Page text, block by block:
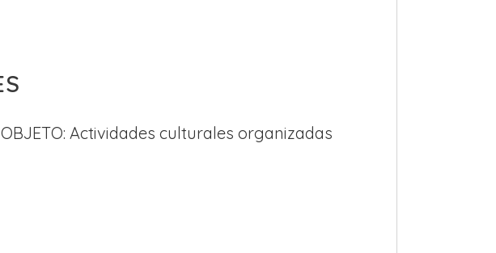
Actividades culturales organizadas